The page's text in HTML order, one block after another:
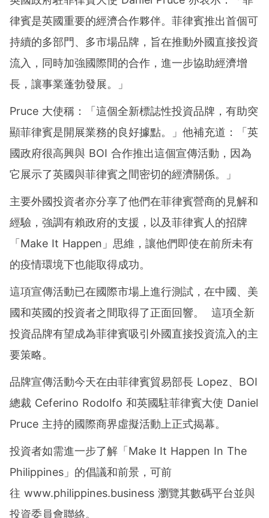
律賓是英國重要的經濟合作夥伴。菲律賓推出首個可
持續的多部門、多市場品牌，旨在推動外國直接投資
流入，同時加強國際間的合作，進一步協助經濟增
長，讓事業蓬勃發展。」
Pruce 大使稱：「這個全新標誌性投資品牌，有助突
顯菲律賓是開展業務的良好據點。」他補充道：「英
國政府很高興與 BOI 合作推出這個宣傳活動，因為
它展示了英國與菲律賓之間密切的經濟關係。」
主要外國投資者亦分享了他們在菲律賓營商的見解和
經驗，強調有賴政府的支援，以及菲律賓人的招牌
「Make It Happen」思維，讓他們即使在前所未有
的疫情環境下也能取得成功。
這項宣傳活動已在國際市場上進行測試，在中國、美
國和英國的投資者之間取得了正面回響。 這項全新
投資品牌有望成為菲律賓吸引外國直接投資流入的主
要策略。
品牌宣傳活動今天在由菲律賓貿易部長 Lopez、BOI
總裁 Ceferino Rodolfo 和英國駐菲律賓大使 Daniel
Pruce 主持的國際商界虛擬活動上正式揭幕。
投資者如需進一步了解「Make It Happen In The
Philippines」的倡議和前景，可前
往 www.philippines.business 瀏覽其數碼平台並與
投資委員會聯絡。